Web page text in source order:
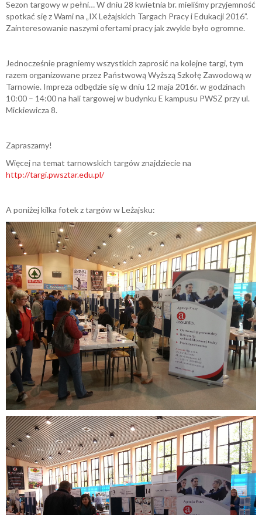
Sezon targowy w pełni… W dniu 28 kwietnia br. mieliśmy przyjemność
spotkać się z Wami na „IX Leżajskich Targach Pracy i Edukacji 2016”.
Zainteresowanie naszymi ofertami pracy jak zwykle było ogromne.
Jednocześnie pragniemy wszystkich zaprosić na kolejne targi, tym
razem organizowane przez Państwową Wyższą Szkołę Zawodową w
Tarnowie. Impreza odbędzie się w dniu 12 maja 2016r. w godzinach
10:00 – 14:00 na hali targowej w budynku E kampusu PWSZ przy ul.
Mickiewicza 8.
Zapraszamy!
Więcej na temat tarnowskich targów znajdziecie na
http://targi.pwsztar.edu.pl/
A poniżej kilka fotek z targów w Leżajsku: